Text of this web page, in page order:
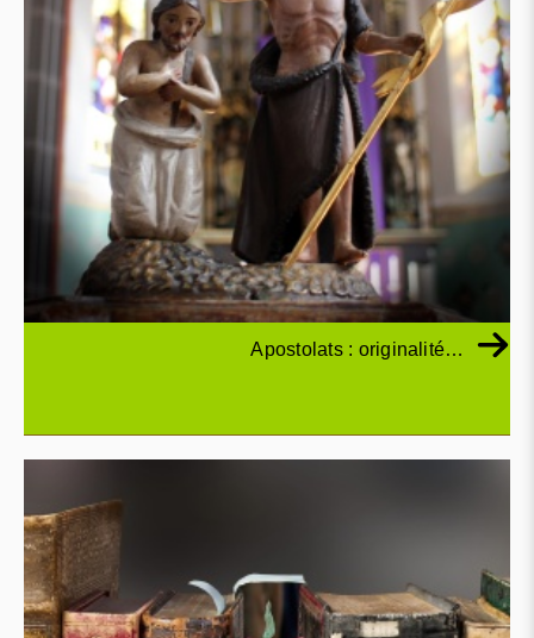
Apostolats : originalité…